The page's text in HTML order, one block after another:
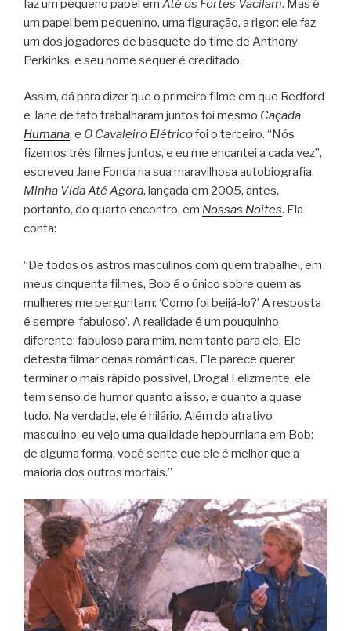
faz um pequeno papel em Até os Fortes Vacilam. Mas é
um papel bem pequenino, uma figuração, a rigor: ele faz
um dos jogadores de basquete do time de Anthony
Perkinks, e seu nome sequer é creditado.
Assim, dá para dizer que o primeiro filme em que Redford
e Jane de fato trabalharam juntos foi mesmo Caçada
Humana, e O Cavaleiro Elétricofoi o terceiro. “Nós
fizemos três filmes juntos, e eu me encantei a cada vez”,
escreveu Jane Fonda na sua maravilhosa autobiografia,
Minha Vida Até Agora, lançada em 2005, antes,
portanto, do quarto encontro, em Nossas Noites. Ela
conta:
“De todos os astros masculinos com quem trabalhei, em
meus cinquenta filmes, Bob é o único sobre quem as
mulheres me perguntam: ‘Como foi beijá-lo?’ A resposta
é sempre ‘fabuloso’. A realidade é um pouquinho
diferente: fabuloso para mim, nem tanto para ele. Ele
detesta filmar cenas românticas. Ele parece querer
terminar o mais rápido possível, Droga! Felizmente, ele
tem senso de humor quanto a isso, e quanto a quase
tudo. Na verdade, ele é hilário. Além do atrativo
masculino, eu vejo uma qualidade hepburniana em Bob:
de alguma forma, você sente que ele é melhor que a
maioria dos outros mortais.”